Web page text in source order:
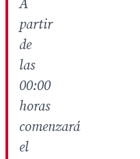
A
partir
de
las
00:00
horas
comenzará
el